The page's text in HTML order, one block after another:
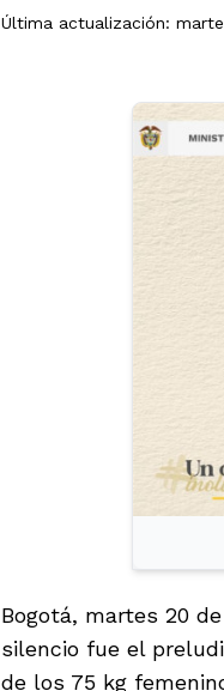
Última actualización:
Bogotá, martes 20
silencio fue el
de los 75 kg